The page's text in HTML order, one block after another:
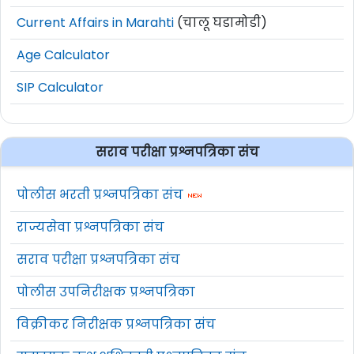
Current Affairs in Marahti (चालू घडामोडी)
Age Calculator
SIP Calculator
सराव परीक्षा प्रश्नपत्रिका संच
पोलीस भरती प्रश्नपत्रिका संच
राज्यसेवा प्रश्नपत्रिका संच
सराव परीक्षा प्रश्नपत्रिका संच
पोलीस उपनिरीक्षक प्रश्नपत्रिका
विक्रीकर निरीक्षक प्रश्नपत्रिका संच